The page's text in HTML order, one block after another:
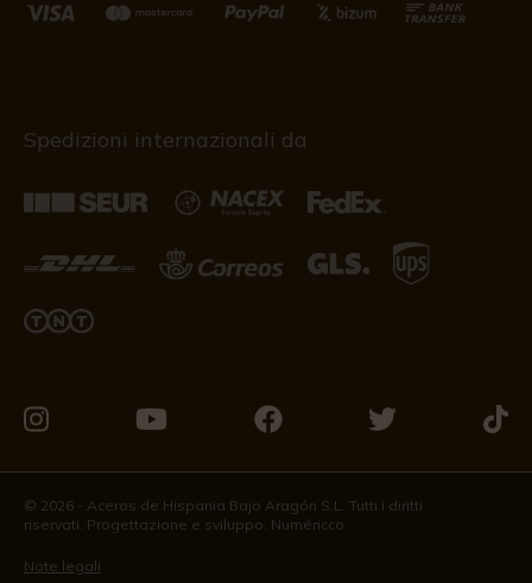
Spedizioni internazionali da
a
trovarci
su
Instagram
a
trovarci
su
a
trovarci
su
a
trovarci
a
© 2026 - Aceros de Hispania Bajo Aragón S.L. Tutti i diritti
riservati. Progettazione e sviluppo: Numéricco
Note legali